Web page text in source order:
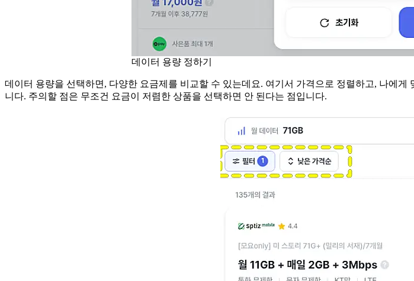
데이터 용량 정하기
데이터 용량을 선택하면, 다양한 요금제를 비교할 수 있는데요. 여기서 가격으로 정렬하고, 나에
니다. 주의할 점은 무조건 요금이 저렴한 상품을 선택하면 안 된다는 점입니다.